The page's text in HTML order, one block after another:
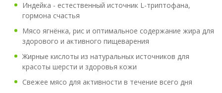
Индейка - естественный источник L-триптофана,
гормона счастья
Мясо ягнёнка, рис и оптимальное содержание жира для
здорового и активного пищеварения
Жирные кислоты из натуральных источников для
красоты шерсти и здоровья кожи
Свежее мясо для активности в течение всего дня